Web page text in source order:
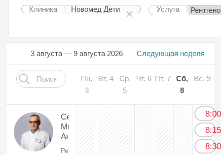
Клиника Новомед Дети Услуга
Следующая неделя
3 августа — 9 августа 2026
Пн,
3
Вт, 4
Ср,
5
Чт, 6 Пт, 7
Сб,
8
Вс, 9
Себякин
Михаил
Андриянович
Рентгенолог
8:00
8:15
8:30